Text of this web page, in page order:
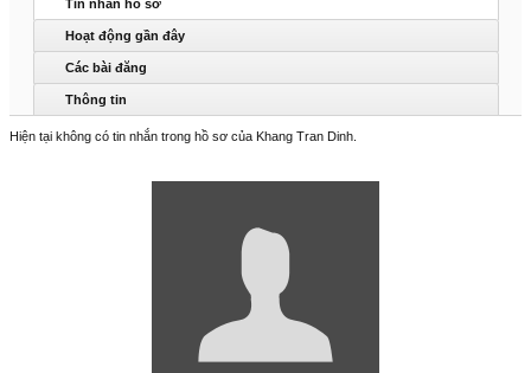
Tin nhắn hồ sơ
Hoạt động gần đây
Các bài đăng
Thông tin
Hiện tại không có tin nhắn trong hồ sơ của Khang Tran Dinh.